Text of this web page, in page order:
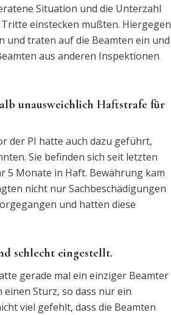
Situation und die Unterzahl
einstecken mußten. Hiergegen
und traten auf die Beamten ein und
aus anderen Inspektionen
unausweichlich Haftstrafe für
der PI hatte auch dazu geführt,
Sie befinden sich seit letzten
5 Monate in Haft. Bewährung kam
nicht nur Sachbeschädigungen
und hatten diese
schlecht eingestellt.
gerade mal ein einziger Beamter
Sturz, so dass nur ein
viel gefehlt, dass die Beamten